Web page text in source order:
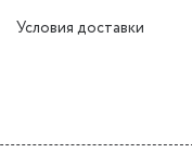
Условия доставки